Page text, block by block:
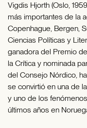
Vigdis Hjorth (Oslo,
más importantes de la
Copenhague, Bergen,
Ciencias Políticas y
ganadora del Premio
la Crítica y nominada
del Consejo Nórdico,
se convirtió en una de
y uno de los
últimos años en